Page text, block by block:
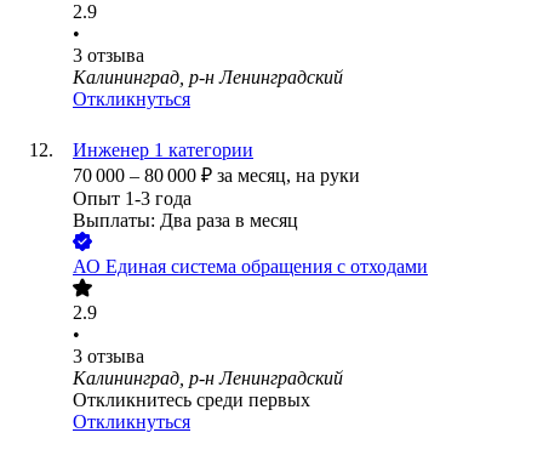
2.9
•
3 отзыва
Калининград, р-н Ленинградский
Откликнуться
Инженер 1 категории
70 000 – 80 000 ₽ за месяц, на руки
Опыт 1-3 года
Выплаты: Два раза в месяц
АО Единая система обращения с отходами
2.9
•
3 отзыва
Калининград, р-н Ленинградский
Откликнитесь среди первых
Откликнуться